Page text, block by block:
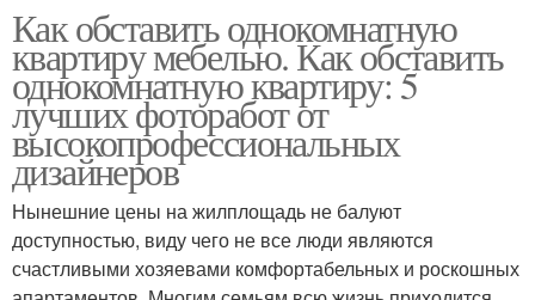
Как обставить однокомнатную
квартиру мебелью. Как обставить
однокомнатную квартиру: 5
лучших фоторабот от
высокопрофессиональных
дизайнеров
Нынешние цены на жилплощадь не балуют
доступностью, виду чего не все люди являются
счастливыми хозяевами комфортабельных и роскошных